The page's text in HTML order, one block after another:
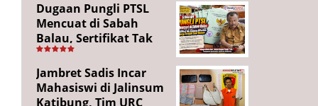
Dugaan Pungli PTSL
Mencuat di Sabah
Balau, Sertifikat Tak
Kunjung Diterima,
Warga Tempuh Jalur
Hukum
Jambret Sadis Incar
Mahasiswi di Jalinsum
Katibung, Tim URC